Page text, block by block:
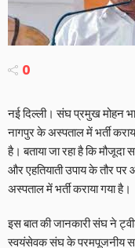
0
नई दिल्ली। संघ प्रमुख मोहन
नागपुर के अस्पताल में भर्ती
है। बताया जा रहा है कि
और एहतियाती उपाय के तौर पर
अस्पताल में भर्ती कराया गया है।
इस बात की जानकारी संघ ने
स्वयंसेवक संघ के परमपूजनीय